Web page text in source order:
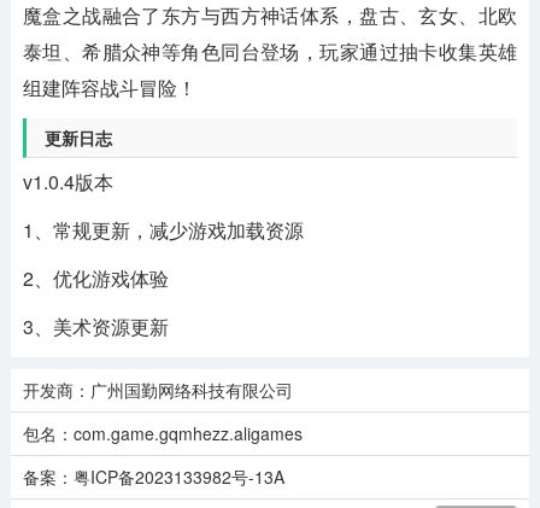
魔盒之战融合了东方与西方神话体系，盘古、玄女、北欧
泰坦、希腊众神等角色同台登场，玩家通过抽卡收集英雄
组建阵容战斗冒险！
更新日志
v1.0.4版本
1、常规更新，减少游戏加载资源
2、优化游戏体验
3、美术资源更新
开发商：广州国勤网络科技有限公司
包名：com.game.gqmhezz.aligames
备案：粤ICP备2023133982号-13A